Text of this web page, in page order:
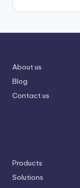
About us
Blog
Contact us
Products
Solutions